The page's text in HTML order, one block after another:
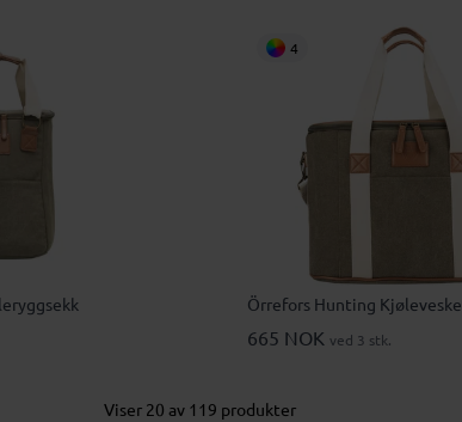
4
Örrefors Hunting Kjøleveske
665 NOK ved 3 stk.
Viser 20 av 119 produkter